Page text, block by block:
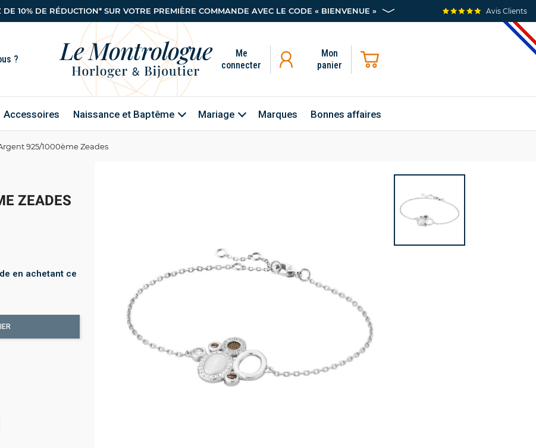
10% DE RÉDUCTION* SUR VOTRE PREMIÈRE COMMANDE AVEC LE CODE « BIENVENUE » Avis Clients
Me
connecter
Mon
panier
Accessoires Naissance et Baptême Mariage Marques Bonnes affaires
925/1000ème Zeades
ZEADES
en achetant ce